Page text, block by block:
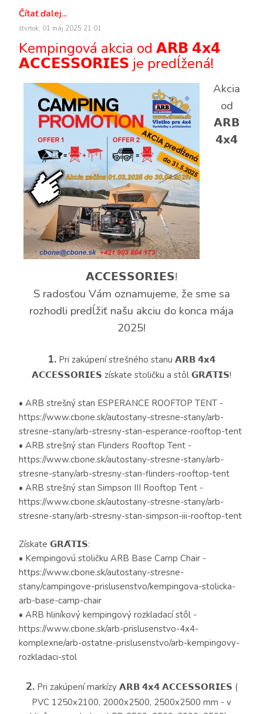
Čítať ďalej...
štvrtok, 01 máj 2025 21:01
Kempingová akcia od 𝗔𝗥𝗕 𝟰𝘅𝟰
𝗔𝗖𝗖𝗘𝗦𝗦𝗢𝗥𝗜𝗘𝗦 je predĺžená!
Akcia
od
𝗔𝗥𝗕
𝟰𝘅𝟰
𝗔𝗖𝗖𝗘𝗦𝗦𝗢𝗥𝗜𝗘𝗦!
S radosťou Vám oznamujeme, že sme sa
rozhodli predĺžiť našu akciu do konca mája
2025!
1. Pri zakúpení strešného stanu 𝗔𝗥𝗕 𝟰𝘅𝟰
𝗔𝗖𝗖𝗘𝗦𝗦𝗢𝗥𝗜𝗘𝗦 získate stoličku a stôl 𝗚𝗥𝗔́𝗧𝗜𝗦!
• ARB strešný stan ESPERANCE ROOFTOP TENT -
https://www.cbone.sk/autostany-stresne-stany/arb-
stresne-stany/arb-stresny-stan-esperance-rooftop-tent
• ARB strešný stan Flinders Rooftop Tent -
https://www.cbone.sk/autostany-stresne-stany/arb-
stresne-stany/arb-stresny-stan-flinders-rooftop-tent
• ARB strešný stan Simpson III Rooftop Tent -
https://www.cbone.sk/autostany-stresne-stany/arb-
stresne-stany/arb-stresny-stan-simpson-iii-rooftop-tent
Získate 𝗚𝗥𝗔́𝗧𝗜𝗦:
• Kempingovú stoličku ARB Base Camp Chair -
https://www.cbone.sk/autostany-stresne-
stany/campingove-prislusenstvo/kempingova-stolicka-
arb-base-camp-chair
• ARB hliníkový kempingový rozkladací stôl -
https://www.cbone.sk/arb-prislusenstvo-4x4-
komplexne/arb-ostatne-prislusenstvo/arb-kempingovy-
rozkladaci-stol
2.Pri zakúpení markízy 𝗔𝗥𝗕 𝟰𝘅𝟰 𝗔𝗖𝗖𝗘𝗦𝗦𝗢𝗥𝗜𝗘𝗦 (
PVC 1250x2100, 2000x2500, 2500x2500 mm - v